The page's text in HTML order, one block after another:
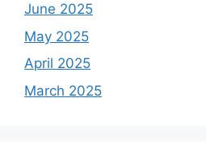
June 2025
May 2025
April 2025
March 2025